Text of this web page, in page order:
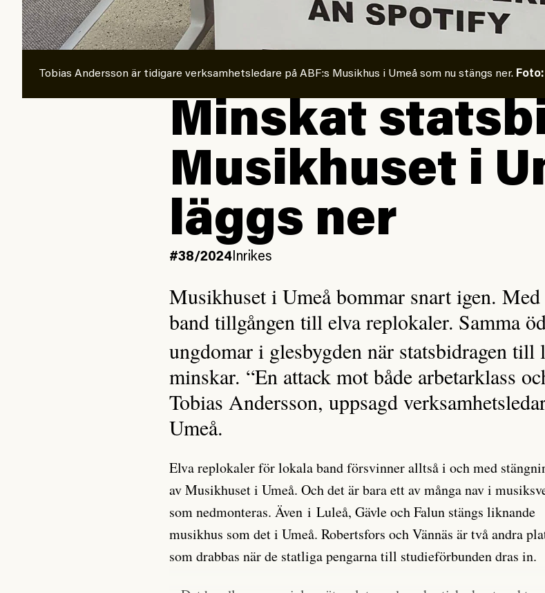
Tobias Andersson är tidigare verksamhetsledare på ABF:s Musikhus i Umeå som nu stängs ner.
Minskat
Musik­huset i
läggs ner
#38/2024Inrikes
Musikhuset i Umeå bommar snart igen.
band tillgången till elva replokaler. Samma
ungdomar i glesbygden när statsbidragen till
minskar. “En attack mot både arbetarklass
Tobias Andersson, uppsagd
Umeå.
Elva replokaler för lokala band försvinner alltså i och med
av Musikhuset i Umeå. Och det är bara ett av många nav i
som nedmonteras. Även i Luleå, Gävle och Falun stängs liknande
musikhus som det i Umeå. Robertsfors och Vännäs är två andra
som drabbas när de statliga pengarna till studieförbunden dras in.